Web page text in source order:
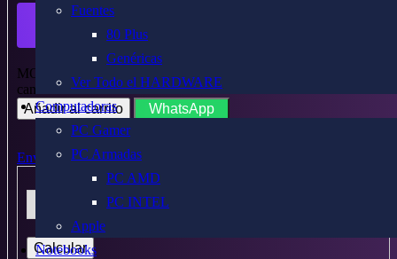
Fuentes
80 Plus
Genéricas
Ver Todo el HARDWARE
Computadoras
PC Gamer
PC Armadas
PC AMD
PC INTEL
Apple
Notebooks
MOUSE GAMER LOGITECH G203 GAMING WHITE RGB
cantidad
Añadir al carrito
WhatsApp
Enviar a
Calcular